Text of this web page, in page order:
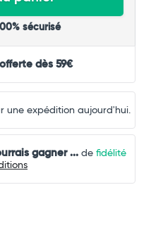
sécurisé
dès 59€
une expédition aujourd'hui.
gagner ...de fidélité